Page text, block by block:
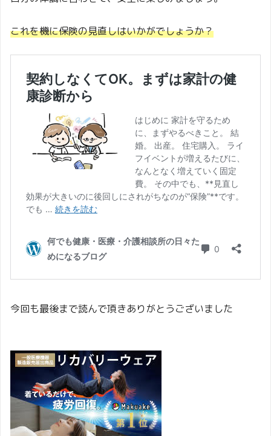
これを機に保険の見直しはいかがでしょうか？
今回も最後まで読んで頂きありがとうございました